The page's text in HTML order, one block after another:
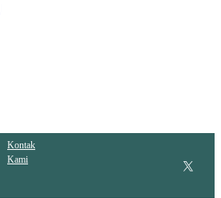
Kontak
Kami